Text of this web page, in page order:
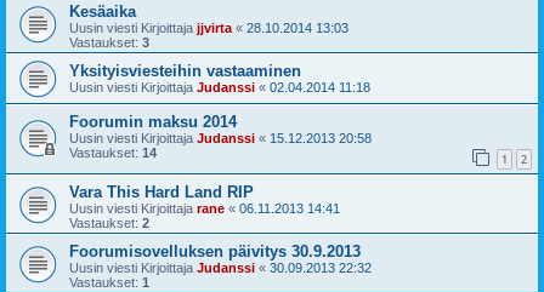
Kesäaika
Uusin viesti Kirjoittaja jjvirta « 28.10.2014 13:03
Vastaukset: 3
Yksityisviesteihin vastaaminen
Uusin viesti Kirjoittaja Judanssi « 02.04.2014 11:18
Foorumin maksu 2014
Uusin viesti Kirjoittaja Judanssi « 15.12.2013 20:58
Vastaukset: 14 1 2
Vara This Hard Land RIP
Uusin viesti Kirjoittaja rane « 06.11.2013 14:41
Vastaukset: 2
Foorumisovelluksen päivitys 30.9.2013
Uusin viesti Kirjoittaja Judanssi « 30.09.2013 22:32
Vastaukset: 1